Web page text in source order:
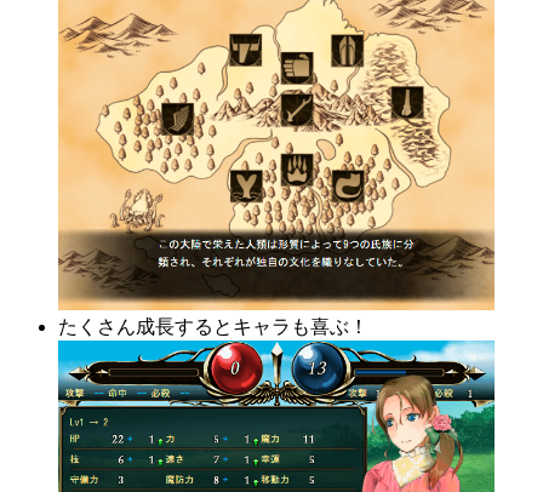
たくさん成長するとキャラも喜ぶ！